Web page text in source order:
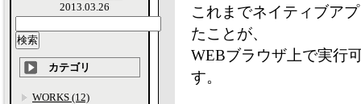
これまでネイティブア
たことが、
WEBブラウザ上で実行
す。
2013.03.26
カテゴリ
WORKS (12)